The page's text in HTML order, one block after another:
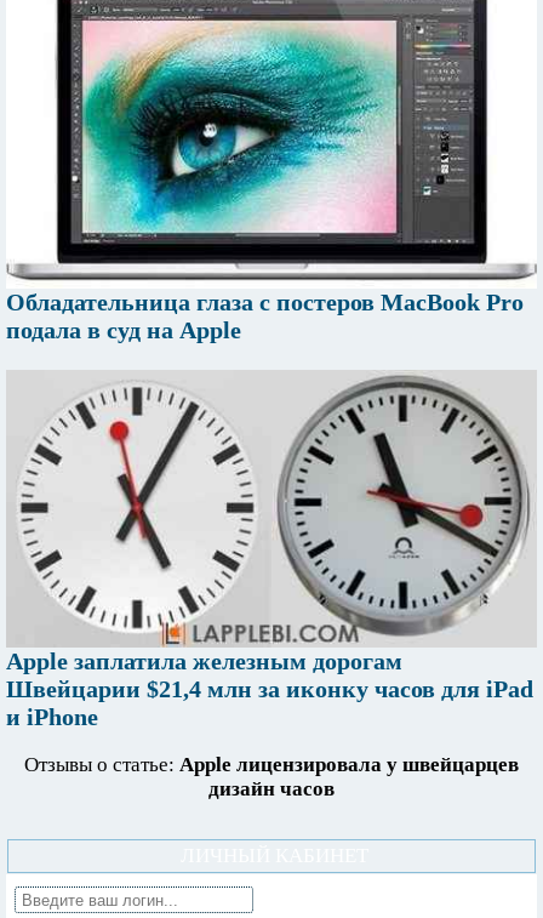
Обладательница глаза с постеров MacBook Pro
подала в суд на Apple
Apple заплатила железным дорогам
Швейцарии $21,4 млн за иконку часов для iPad
и iPhone
Отзывы о статье: Apple лицензировала у швейцарцев
дизайн часов